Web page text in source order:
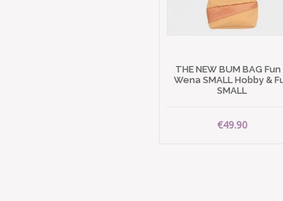
THE NEW BUM BAG Fun
Wena SMALL Hobby &
SMALL
€49.90